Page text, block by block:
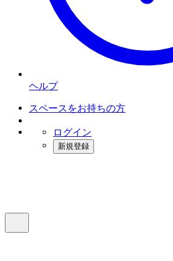
ヘルプ
スペースをお持ちの方
ログイン
新規登録